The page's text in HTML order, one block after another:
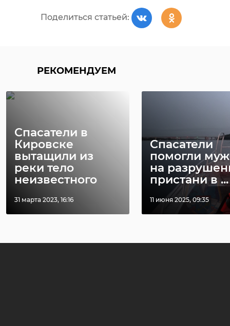
Поделиться статьей:
РЕКОМЕНДУЕМ
Спасатели в
Кировске
вытащили из
реки тело
неизвестного
31 марта 2023, 16:16
Спасатели
помогли
на
пристани в ...
11 июня 2025, 09:35